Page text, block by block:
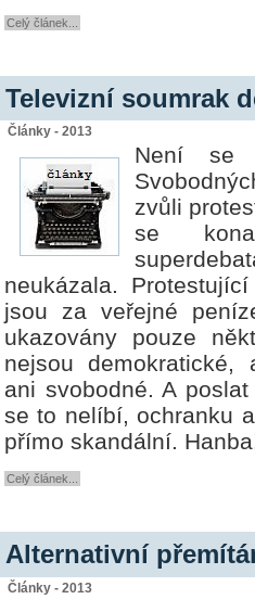
Celý článek...
Televizní soumrak
Články - 2013
Není se
zvůli
se
neukázala.
jsou za veřejné
ukazovány pouze
nejsou demokratické,
ani svobodné. A
se to nelíbí, ochranku
přímo skandální.
Celý článek...
Alternativní
Články - 2013